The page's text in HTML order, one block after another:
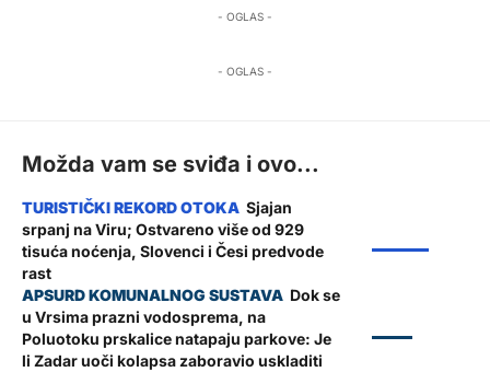
- OGLAS -
- OGLAS -
Možda vam se sviđa i ovo...
Sjajan
srpanj na Viru; Ostvareno više od 929
tisuća noćenja, Slovenci i Česi predvode
rast
Dok se
u Vrsima prazni vodosprema, na
Poluotoku prskalice natapaju parkove: Je
li Zadar uoči kolapsa zaboravio uskladiti